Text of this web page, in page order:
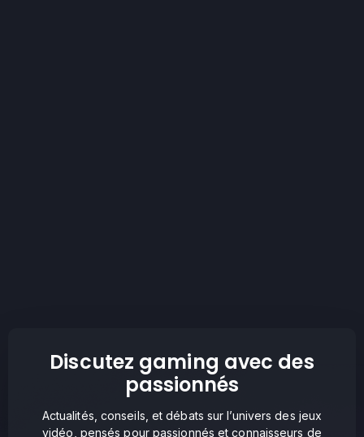
Discutez gaming avec des
passionnés
Actualités, conseils, et débats sur l’univers des jeux
vidéo, pensés pour passionnés et connaisseurs de